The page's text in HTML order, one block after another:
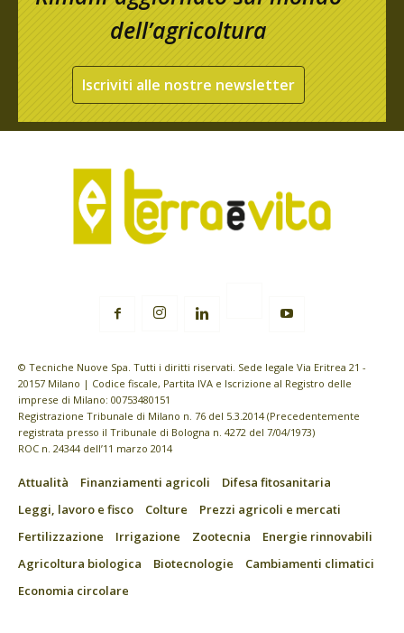
dell’agricoltura
Iscriviti alle nostre newsletter
© Tecniche Nuove Spa. Tutti i diritti riservati. Sede legale Via Eritrea 21 -
20157 Milano | Codice fiscale, Partita IVA e Iscrizione al Registro delle
imprese di Milano: 00753480151
Registrazione Tribunale di Milano n. 76 del 5.3.2014 (Precedentemente
registrata presso il Tribunale di Bologna n. 4272 del 7/04/1973)
ROC n. 24344 dell’11 marzo 2014
Attualità Finanziamenti agricoli
Difesa fitosanitaria
Leggi, lavoro e fisco
Colture
Prezzi agricoli e mercati
Fertilizzazione
Irrigazione Zootecnia
Energie rinnovabili
Agricoltura biologica
Biotecnologie
Cambiamenti climatici
Economia circolare